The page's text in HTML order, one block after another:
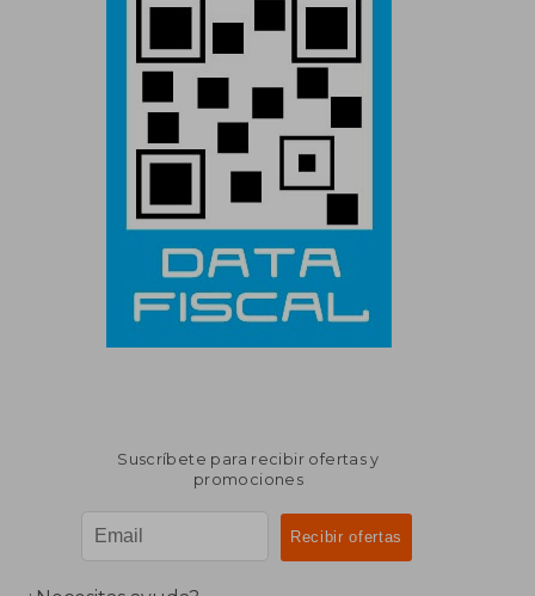
Suscríbete para recibir ofertas y
promociones